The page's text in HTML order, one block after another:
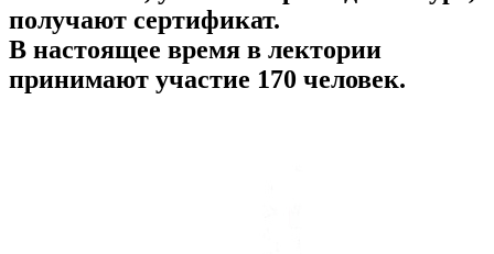
получают сертификат.
В настоящее время в лектории
принимают участие 170 человек.